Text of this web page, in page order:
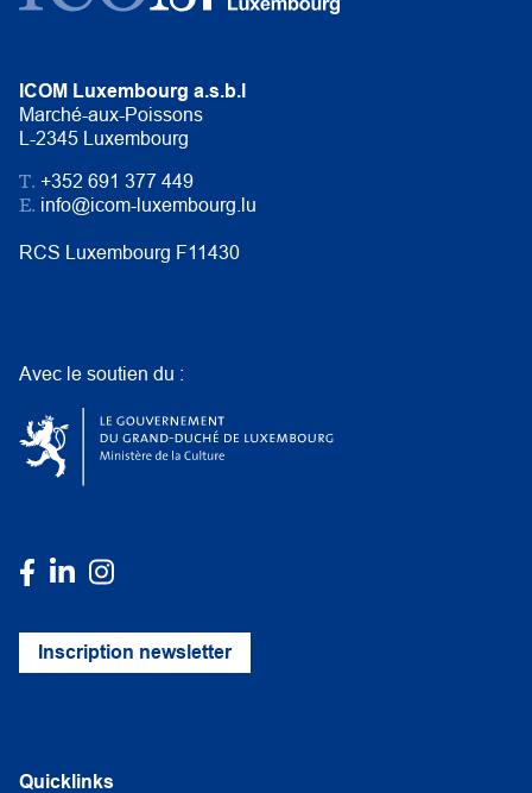
ICOM Luxembourg a.s.b.l
Marché-aux-Poissons
L-2345 Luxembourg
T. +352 691 377 449
E. info@icom-luxembourg.lu
RCS Luxembourg F11430
Avec le soutien du :
Inscription newsletter
Quicklinks